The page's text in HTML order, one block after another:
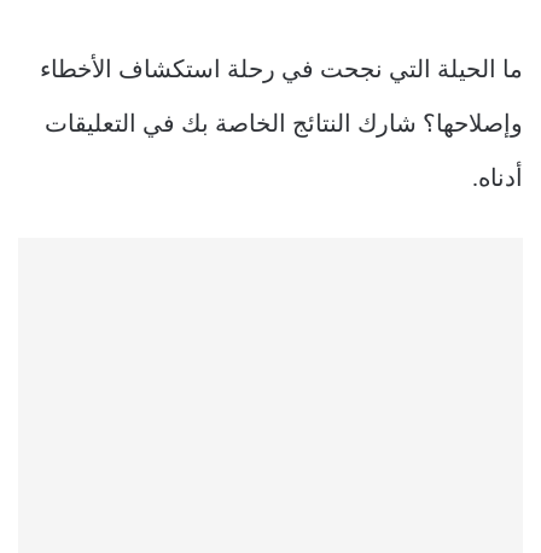
ما الحيلة التي نجحت في رحلة استكشاف الأخطاء
وإصلاحها؟ شارك النتائج الخاصة بك في التعليقات
أدناه.